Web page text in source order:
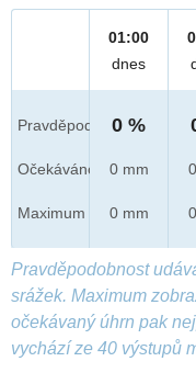
Pravděpod.
Očekáváno
Maximum
01:00
dnes
0 %
0 mm
0 mm
Pravděpodobnost
srážek. Maximum
očekávaný úhrn pak
vychází ze 40 výstupů